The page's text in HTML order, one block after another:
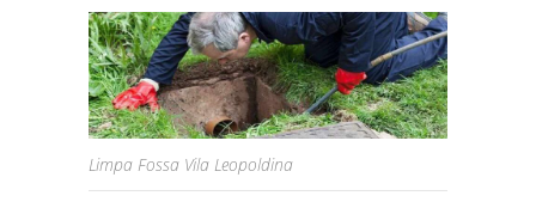
Limpa Fossa Vila Leopoldina